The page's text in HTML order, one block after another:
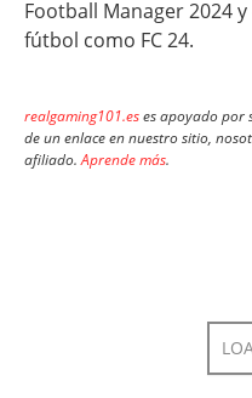
Football Manager 2024
fútbol como FC 24.
realgaming101.eses apoyado por
de un enlace en nuestro sitio,
afiliado.Aprende más.